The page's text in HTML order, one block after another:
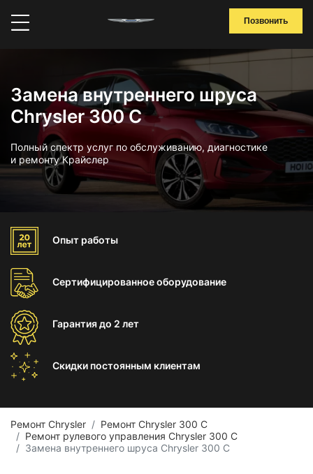
Позвонить
Замена внутреннего шруса
Chrysler 300 C
Полный спектр услуг по обслуживанию, диагностике
и ремонту Крайслер
Опыт работы
Сертифицированноеоборудование
Гарантиядо 2 лет
Скидки постоянным клиентам
Ремонт Chrysler
Ремонт Chrysler 300 C
Ремонт рулевого управления Chrysler 300 C
Замена внутреннего шруса Chrysler 300 C